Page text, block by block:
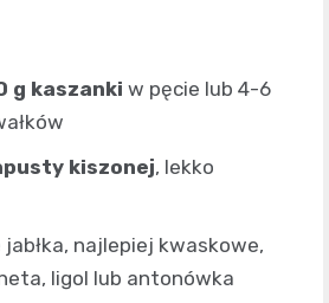
g kaszanki w pęcie lub 4-6
kiszonej, lekko
jabłka, najlepiej kwaskowe,
ligol lub antonówka